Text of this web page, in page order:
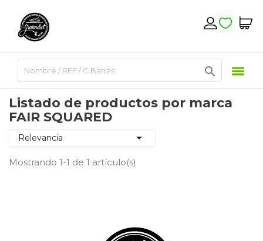

Listado de productos por marca
FAIR SQUARED
Relevancia 
Mostrando 1-1 de 1 artículo(s)